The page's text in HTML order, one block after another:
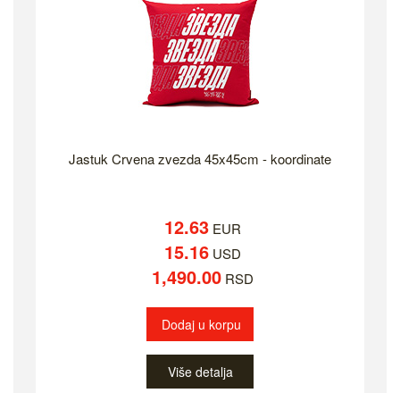
Jastuk Crvena zvezda 45x45cm - koordinate
12.63EUR
15.16USD
1,490.00RSD
Dodaj u korpu
Više detalja